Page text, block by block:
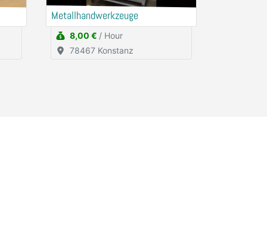
Metallhandwerkzeuge
8,00 € / Hour
78467 Konstanz